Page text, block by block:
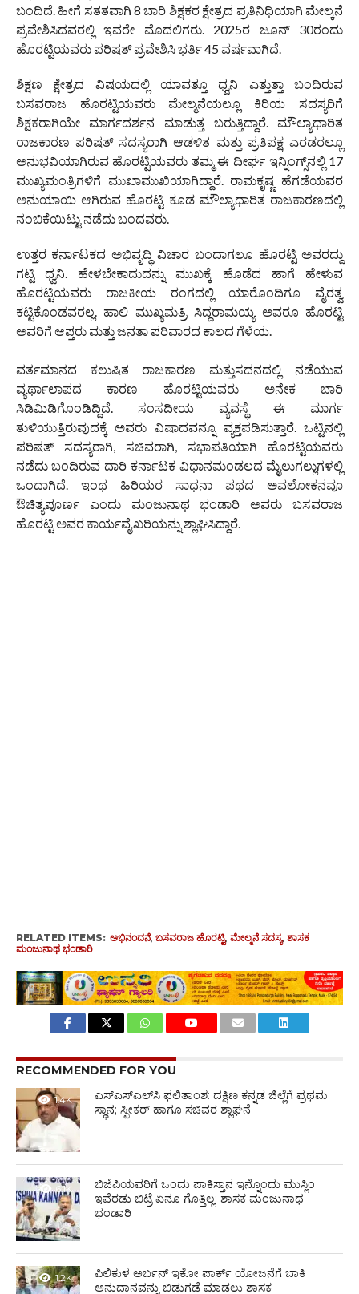
ಬಂದಿದೆ. ಹೀಗೆ ಸತತವಾಗಿ 8 ಬಾರಿ ಶಿಕ್ಷಕರ ಕ್ಷೇತ್ರದ ಪ್ರತಿನಿಧಿಯಾಗಿ ಮೇಲ್ಕನೆ
ಪ್ರವೇಶಿಸಿದವರಲ್ಲಿ ಇವರೇ ಮೊದಲಿಗರು. 2025ರ ಜೂನ್ 30ರಂದು
ಹೊರಟ್ಟಿಯವರು ಪರಿಷತ್ ಪ್ರವೇಶಿಸಿ ಭರ್ತಿ 45 ವರ್ಷವಾಗಿದೆ.
ಶಿಕ್ಷಣ ಕ್ಷೇತ್ರದ ವಿಷಯದಲ್ಲಿ ಯಾವತ್ತೂ ಧ್ವನಿ ಎತ್ತುತ್ತಾ ಬಂದಿರುವ
ಬಸವರಾಜ ಹೊರಟ್ಟಿಯವರು ಮೇಲ್ಮನೆಯಲ್ಲೂ ಕಿರಿಯ ಸದಸ್ಯರಿಗೆ
ಶಿಕ್ಷಕರಾಗಿಯೇ ಮಾರ್ಗದರ್ಶನ ಮಾಡುತ್ತ ಬರುತ್ತಿದ್ದಾರೆ. ಮೌಲ್ಯಾಧಾರಿತ
ರಾಜಕಾರಣ ಪರಿಷತ್ ಸದಸ್ಯರಾಗಿ ಆಡಳಿತ ಮತ್ತು ಪ್ರತಿಪಕ್ಷ ಎರಡರಲ್ಲೂ
ಅನುಭವಿಯಾಗಿರುವ ಹೊರಟ್ಟಿಯವರು ತಮ್ಮ ಈ ದೀರ್ಘ ಇನ್ನಿಂಗ್ಸ್‌ನಲ್ಲಿ 17
ಮುಖ್ಯಮಂತ್ರಿಗಳಿಗೆ ಮುಖಾಮುಖಿಯಾಗಿದ್ದಾರೆ. ರಾಮಕೃಷ್ಣ ಹೆಗಡೆಯವರ
ಅನುಯಾಯಿ ಆಗಿರುವ ಹೊರಟ್ಟಿ ಕೂಡ ಮೌಲ್ಯಾಧಾರಿತ ರಾಜಕಾರಣದಲ್ಲಿ
ನಂಬಿಕೆಯಿಟ್ಟು ನಡೆದು ಬಂದವರು.
ಉತ್ತರ ಕರ್ನಾಟಕದ ಅಭಿವೃದ್ಧಿ ವಿಚಾರ ಬಂದಾಗಲೂ ಹೊರಟ್ಟಿ ಅವರದ್ದು
ಗಟ್ಟಿ ಧ್ವನಿ. ಹೇಳಬೇಕಾದುದನ್ನು ಮುಖಕ್ಕೆ ಹೊಡೆದ ಹಾಗೆ ಹೇಳುವ
ಹೊರಟ್ಟಿಯವರು ರಾಜಕೀಯ ರಂಗದಲ್ಲಿ ಯಾರೊಂದಿಗೂ ವೈರತ್ವ
ಕಟ್ಟಿಕೊಂಡವರಲ್ಲ. ಹಾಲಿ ಮುಖ್ಯಮತ್ರಿ ಸಿದ್ದರಾಮಯ್ಯ ಅವರೂ ಹೊರಟ್ಟಿ
ಅವರಿಗೆ ಆಪ್ತರು ಮತ್ತು ಜನತಾ ಪರಿವಾರದ ಕಾಲದ ಗೆಳೆಯ.
ವರ್ತಮಾನದ ಕಲುಷಿತ ರಾಜಕಾರಣ ಮತ್ತುಸದನದಲ್ಲಿ ನಡೆಯುವ
ವ್ಯರ್ಥಾಲಾಪದ ಕಾರಣ ಹೊರಟ್ಟಿಯವರು ಅನೇಕ ಬಾರಿ
ಸಿಡಿಮಿಡಿಗೊಂಡಿದ್ದಿದೆ. ಸಂಸದೀಯ ವ್ಯವಸ್ಥೆ ಈ ಮಾರ್ಗ
ತುಳಿಯುತ್ತಿರುವುದಕ್ಕೆ ಅವರು ವಿಷಾದವನ್ನೂ ವ್ಯಕ್ತಪಡಿಸುತ್ತಾರೆ. ಒಟ್ಟಿನಲ್ಲಿ
ಪರಿಷತ್ ಸದಸ್ಯರಾಗಿ, ಸಚಿವರಾಗಿ, ಸಭಾಪತಿಯಾಗಿ ಹೊರಟ್ಟಿಯವರು
ನಡೆದು ಬಂದಿರುವ ದಾರಿ ಕರ್ನಾಟಕ ವಿಧಾನಮಂಡಲದ ಮೈಲುಗಲ್ಲುಗಳಲ್ಲಿ
ಒಂದಾಗಿದೆ. ಇಂಥ ಹಿರಿಯರ ಸಾಧನಾ ಪಥದ ಅವಲೋಕನವೂ
ಔಚಿತ್ಯಪೂರ್ಣ ಎಂದು ಮಂಜುನಾಥ ಭಂಡಾರಿ ಅವರು ಬಸವರಾಜ
ಹೊರಟ್ಟಿ ಅವರ ಕಾರ್ಯವೈಖರಿಯನ್ನು ಶ್ಲಾಘಿಸಿದ್ದಾರೆ.
RELATED ITEMS: ಅಭಿನಂದನೆ, ಬಸವರಾಜ ಹೊರಟ್ಟಿ, ಮೇಲ್ಮನೆ ಸದಸ್ಯ, ಶಾಸಕ
ಮಂಜುನಾಥ ಭಂಡಾರಿ
RECOMMENDED FOR YOU
1.4K
ಎಸ್‌ಎಸ್‌ಎಲ್‌ಸಿ ಫಲಿತಾಂಶ: ದಕ್ಷಿಣ ಕನ್ನಡ ಜಿಲ್ಲೆಗೆ ಪ್ರಥಮ
ಸ್ಥಾನ; ಸ್ಪೀಕರ್ ಹಾಗೂ ಸಚಿವರ ಶ್ಲಾಘನೆ
6.1K
ಬಿಜೆಪಿಯವರಿಗೆ ಒಂದು ಪಾಕಿಸ್ತಾನ ಇನ್ನೊಂದು ಮುಸ್ಲಿಂ
ಇವೆರಡು ಬಿಟ್ರೆ ಏನೂ ಗೊತ್ತಿಲ್ಲ: ಶಾಸಕ ಮಂಜುನಾಥ
ಭಂಡಾರಿ
1.2K
ಪಿಲಿಕುಳ ಅರ್ಬನ್ ಇಕೋ ಪಾರ್ಕ್ ಯೋಜನೆಗೆ ಬಾಕಿ
ಅನುದಾನವನ್ನು ಬಿಡುಗಡೆ ಮಾಡಲು ಶಾಸಕ